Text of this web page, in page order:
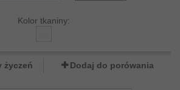
Kolor tkaniny:
życzeń Dodaj do porówania